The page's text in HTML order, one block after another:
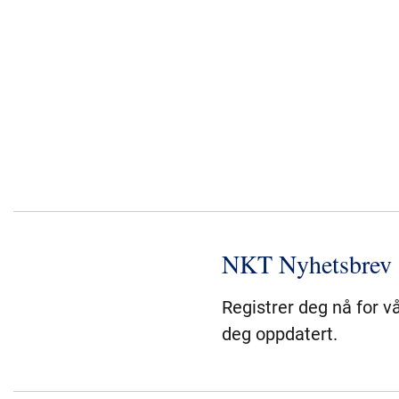
NKT Nyhetsbrev
Registrer deg nå for
deg oppdatert.